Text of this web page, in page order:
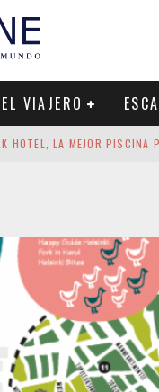
EL VIAJERO
HOTEL, LA MEJOR PISCINA
DE COSTA RICA: UN
TIBURONES EN MALDIVAS: